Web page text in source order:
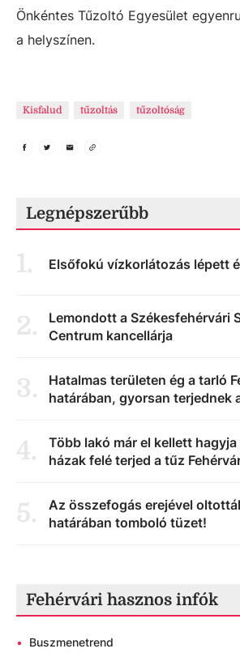
Önkéntes Tűzoltó Egyesület
a helyszínen.
Kisfalud tűzoltás tűzoltóság
Legnépszerűbb
1. Elsőfokú vízkorlátozás lépett
2.
Lemondott a Székesfehérvári
Centrum kancellárja
3.
Hatalmas területen ég a tarló
határában, gyorsan terjednek
4.
Több lakó már el kellett
házak felé terjed a tűz
5.
Az összefogás erejével
határában tomboló tüzet!
Fehérvári hasznos infók
• Buszmenetrend